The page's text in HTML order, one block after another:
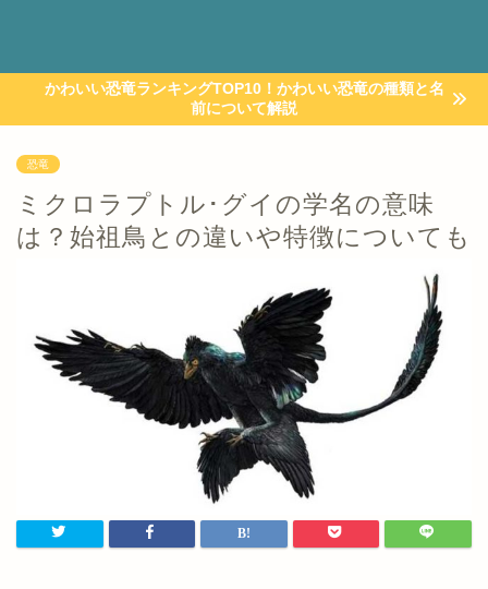
かわいい恐竜ランキングTOP10！かわいい恐竜の種類と名
前について解説
恐竜
ミクロラプトル･グイの学名の意味
は？始祖鳥との違いや特徴についても